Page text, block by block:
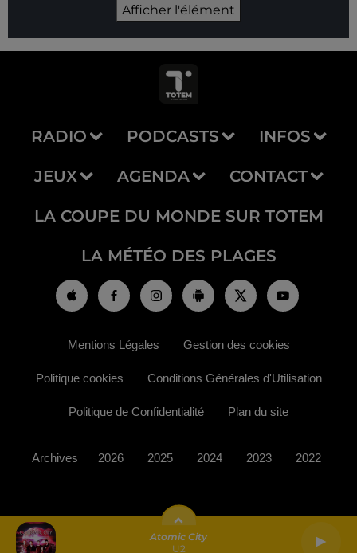
Atomic City
U2
Afficher l'élément
RADIO PODCASTS INFOS
JEUX AGENDA CONTACT
LA COUPE DU MONDE SUR TOTEM
LA MÉTÉO DES PLAGES
Mentions Légales Gestion des cookies
Politique cookies Conditions Générales d'Utilisation
Politique de Confidentialité Plan du site
Archives 2026 2025 2024 2023 2022